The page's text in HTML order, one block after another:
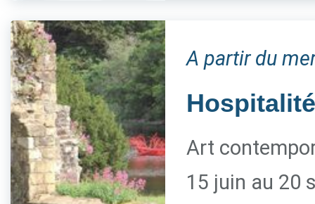
A partir du
Art
15 juin au 20